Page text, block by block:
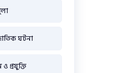
ঘটনা
ও প্রযুক্তি